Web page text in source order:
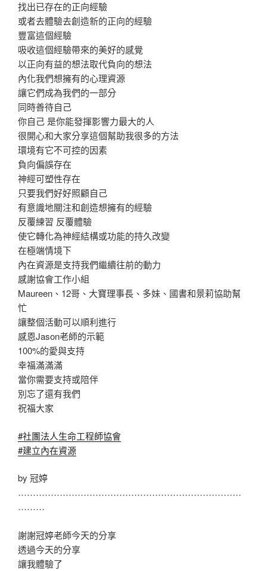
找出已存在的正向經驗
或者去體驗去創造新的正向的經驗
豐富這個經驗
吸收這個經驗帶來的美好的感覺
以正向有益的想法取代負向的想法
內化我們想擁有的心理資源
讓它們成為我們的一部分
同時善待自己
你自己 是你能發揮影響力最大的人
很開心和大家分享這個幫助我很多的方法
環境有它不可控的因素
負向偏誤存在
神經可塑性存在
只要我們好好照顧自己
有意識地關注和創造想擁有的經驗
反覆練習 反覆體驗
使它轉化為神經結構或功能的持久改變
在極端情境下
內在資源是支持我們繼續往前的動力
感謝協會工作小組
Maureen、12哥、大寶理事長、多妹、國書和景莉協助幫
忙
讓整個活動可以順利進行
感恩Jason老師的示範
100%的愛與支持
幸福滿滿滿
當你需要支持或陪伴
別忘了還有我們
祝福大家
#社團法人生命工程師協會
#建立內在資源
by 冠婷
…………………………………………………………………
………
謝謝冠婷老師今天的分享
透過今天的分享
讓我體驗了